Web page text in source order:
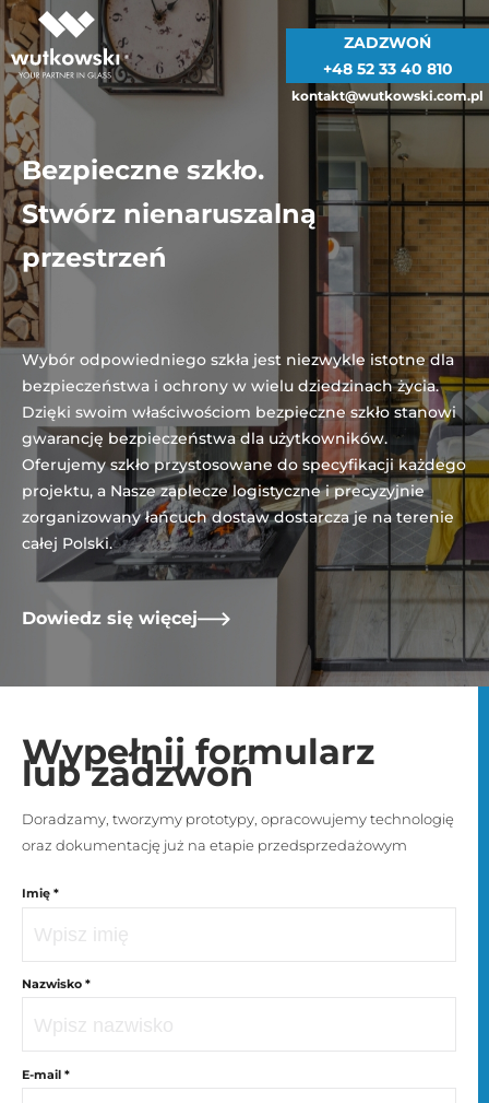
kontakt@wutkowski.com.pl
ZADZWOŃ
+48 52 33 40 810
Bezpieczne szkło.
Stwórz nienaruszalną
przestrzeń
Wybór odpowiedniego szkła jest niezwykle istotne dla
bezpieczeństwa i ochrony w wielu dziedzinach życia.
Dzięki swoim właściwościom bezpieczne szkło stanowi
gwarancję bezpieczeństwa dla użytkowników.
Oferujemy szkło przystosowane do specyfikacji każdego
projektu, a Nasze zaplecze logistyczne i precyzyjnie
zorganizowany łańcuch dostaw dostarcza je na terenie
całej Polski.
Dowiedz się więcej
Wypełnij formularz
lub zadzwoń
Doradzamy, tworzymy prototypy, opracowujemy technologię
oraz dokumentację już na etapie przedsprzedażowym
Imię *
Nazwisko *
E-mail *